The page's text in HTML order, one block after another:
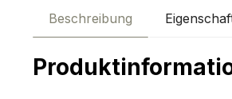
Beschreibung